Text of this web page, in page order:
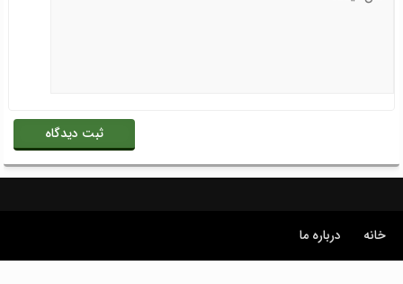
خانه درباره ما